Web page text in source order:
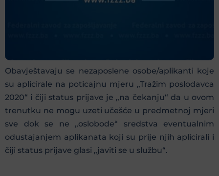
Obavještavaju se nezaposlene osobe/aplikanti koje
su aplicirale na poticajnu mjeru „Tražim poslodavca
2020“ i čiji status prijave je „na čekanju“ da u ovom
trenutku ne mogu uzeti učešće u predmetnoj mjeri
sve dok se ne „oslobode“ sredstva eventualnim
odustajanjem aplikanata koji su prije njih aplicirali i
čiji status prijave glasi „javiti se u službu“.